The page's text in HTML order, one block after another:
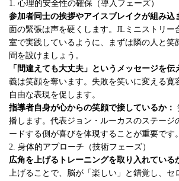
1. 心理的安全性の確保（導入フェーズ）
参加者同士の挨拶やアイスブレイクが組み込
面の緊張は声を硬くします。JLミニストリー
室で実践しているように、まずは隣の人と笑
間を設けましょう。
「間違えても大丈夫」というメッセージを伝
義は笑顔を奪います。失敗を笑いに変える寛
自由な表現を促します。
指導者自身が心からの笑顔で接しているか：
播します。代表ジョン・ルーカスのステージ
ードする側が喜びを体現することが重要です。
2. 身体的アプローチ（技術フェーズ）
広角を上げるトレーニングを取り入れている
上げることで、脳が「楽しい」と錯覚し、セ